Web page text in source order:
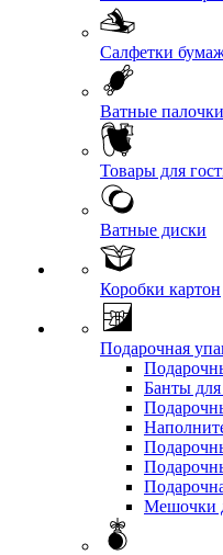
Салфетки
Ватные палочки
Товары для
Ватные диски
Коробки картон
Подарочная
Банты
Мешочки